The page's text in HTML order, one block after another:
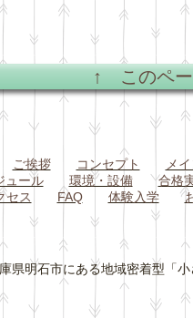
↑ このペ
ご挨拶 コンセプト
メ
ュール
環境・設備
合格
セス FAQ 体験入学
県明石市にある地域密着型「